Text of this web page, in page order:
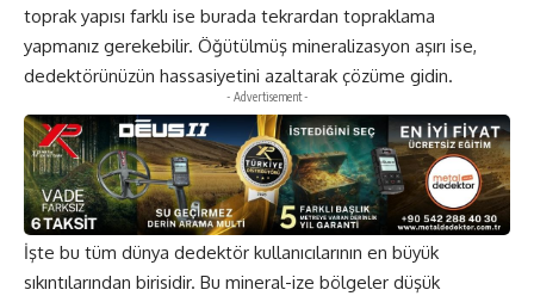
toprak yapısı farklı ise burada tekrardan topraklama
yapmanız gerekebilir. Öğütülmüş mineralizasyon aşırı ise,
dedektörünüzün hassasiyetini azaltarak çözüme gidin.
- Advertisement -
İşte bu tüm dünya dedektör kullanıcılarının en büyük
sıkıntılarından birisidir. Bu mineral-ize bölgeler düşük